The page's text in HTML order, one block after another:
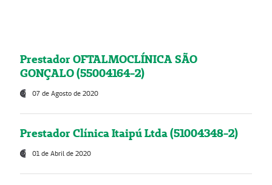
Prestador OFTALMOCLÍNICA SÃO
GONÇALO (55004164-2)
07 de Agosto de 2020
Prestador Clínica Itaipú Ltda (51004348-2)
01 de Abril de 2020